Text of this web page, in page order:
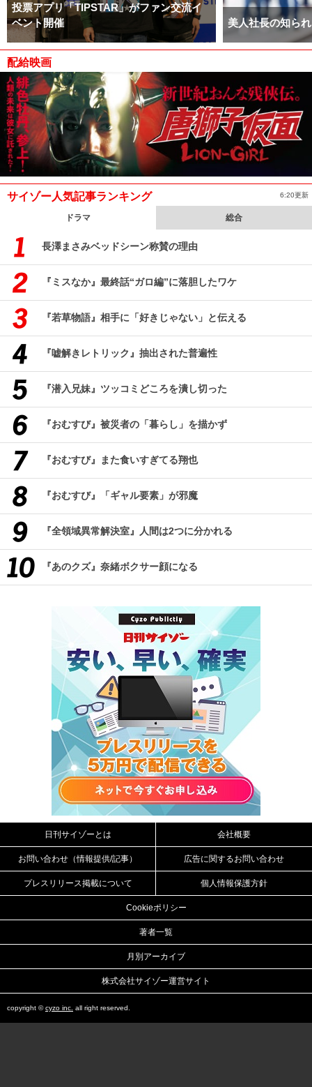
投票アプリ「TIPSTAR」がファン交流イ
ベント開催
美人社長の知ら
配給映画
サイゾー人気記事ランキング 6:20更新
ドラマ 総合
長澤まさみベッドシーン称賛の理由
『ミスなか』最終話“ガロ編”に落胆したワケ
『若草物語』相手に「好きじゃない」と伝える
『嘘解きレトリック』抽出された普遍性
『潜入兄妹』ツッコミどころを潰し切った
『おむすび』被災者の「暮らし」を描かず
『おむすび』また食いすぎてる翔也
『おむすび』「ギャル要素」が邪魔
『全領域異常解決室』人間は2つに分かれる
『あのクズ』奈緒ボクサー顔になる
日刊サイゾーとは 会社概要
お問い合わせ（情報提供/記事） 広告に関するお問い合わせ
プレスリリース掲載について 個人情報保護方針
Cookieポリシー
著者一覧
月別アーカイブ
株式会社サイゾー運営サイト
copyright ©cyzo inc. all right reserved.